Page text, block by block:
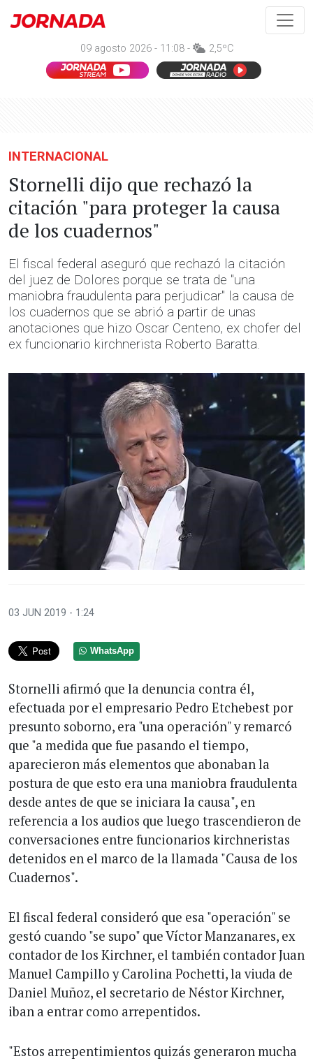
09 agosto 2026 - 11:08 - 2,5ºC
INTERNACIONAL
Stornelli dijo que rechazó la
citación "para proteger la causa
de los cuadernos"
El fiscal federal aseguró que rechazó la citación
del juez de Dolores porque se trata de "una
maniobra fraudulenta para perjudicar" la causa de
los cuadernos que se abrió a partir de unas
anotaciones que hizo Oscar Centeno, ex chofer del
ex funcionario kirchnerista Roberto Baratta.
03 JUN 2019 - 1:24
WhatsApp
Stornelli afirmó que la denuncia contra él,
efectuada por el empresario Pedro Etchebest por
presunto soborno, era "una operación" y remarcó
que "a medida que fue pasando el tiempo,
aparecieron más elementos que abonaban la
postura de que esto era una maniobra fraudulenta
desde antes de que se iniciara la causa", en
referencia a los audios que luego trascendieron de
conversaciones entre funcionarios kirchneristas
detenidos en el marco de la llamada "Causa de los
Cuadernos".
El fiscal federal consideró que esa "operación" se
gestó cuando "se supo" que Víctor Manzanares, ex
contador de los Kirchner, el también contador Juan
Manuel Campillo y Carolina Pochetti, la viuda de
Daniel Muñoz, el secretario de Néstor Kirchner,
iban a entrar como arrepentidos.
"Estos arrepentimientos quizás generaron mucha